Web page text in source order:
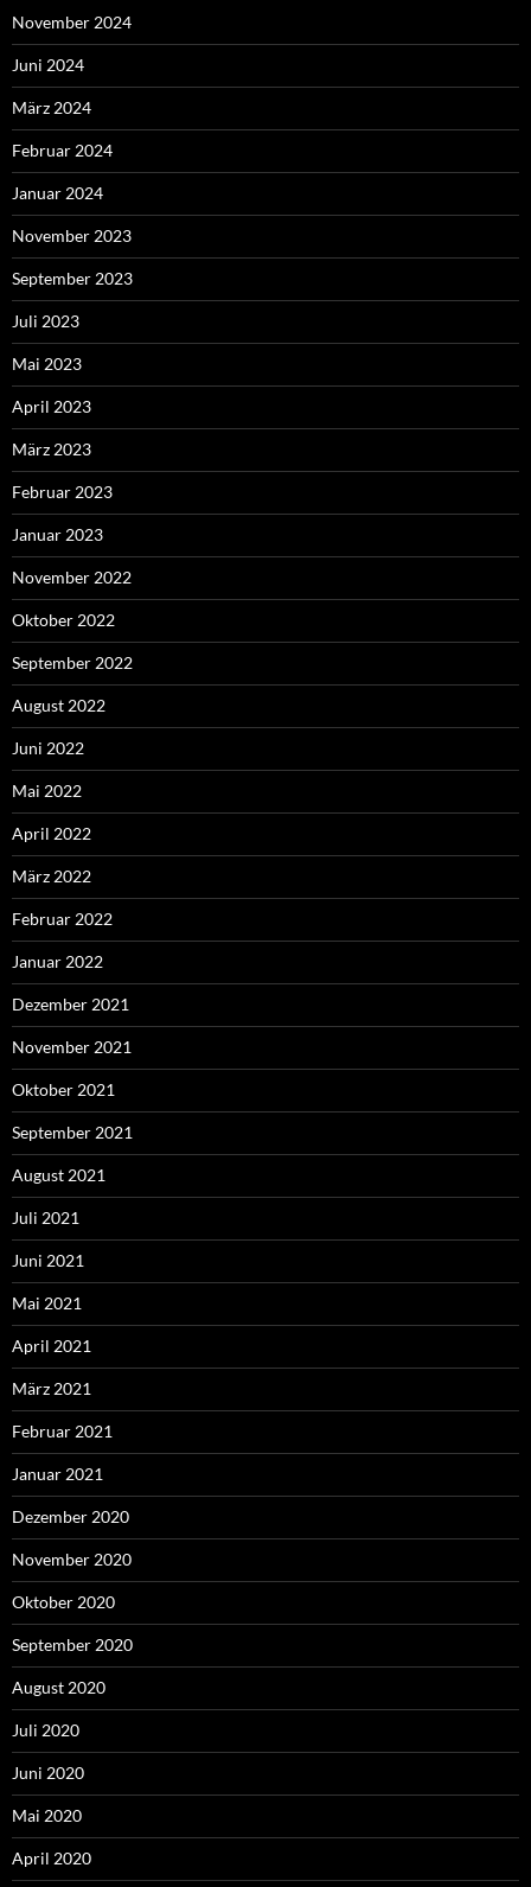
November 2024
Juni 2024
März 2024
Februar 2024
Januar 2024
November 2023
September 2023
Juli 2023
Mai 2023
April 2023
März 2023
Februar 2023
Januar 2023
November 2022
Oktober 2022
September 2022
August 2022
Juni 2022
Mai 2022
April 2022
März 2022
Februar 2022
Januar 2022
Dezember 2021
November 2021
Oktober 2021
September 2021
August 2021
Juli 2021
Juni 2021
Mai 2021
April 2021
März 2021
Februar 2021
Januar 2021
Dezember 2020
November 2020
Oktober 2020
September 2020
August 2020
Juli 2020
Juni 2020
Mai 2020
April 2020